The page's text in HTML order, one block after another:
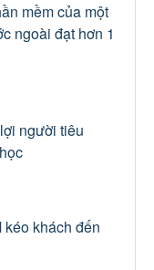
mềm của một
ngoài đạt hơn 1
người tiêu
khách đến